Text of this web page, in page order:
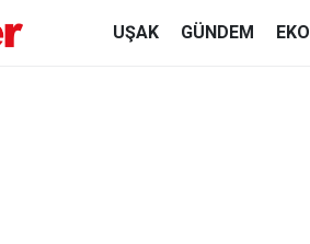
UŞAK GÜNDEM